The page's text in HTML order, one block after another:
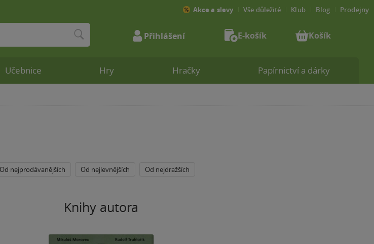
Od nejprodávanějších Od nejlevnějších Od nejdražších
Knihy autora
Učebnice Hry Hračky Papírnictví a dárky
Akce a slevy Vše důležité Klub Blog Prodejny
Přihlášení E-košík Košík